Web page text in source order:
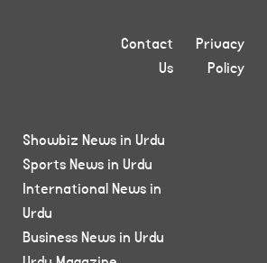
Privacy
Policy
Contact
Us
Showbiz News in Urdu
Sports News in Urdu
International News in
Urdu
Business News in Urdu